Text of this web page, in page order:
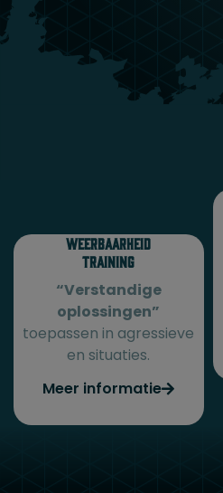
Weerbaarheid
Training
“Verstandige
oplossingen”
toepassen in agressieve
en situaties.
Meer informatie